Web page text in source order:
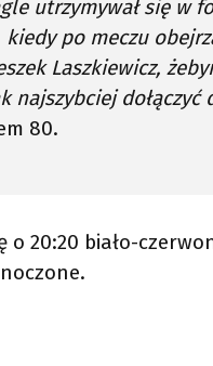
utrzymywał się w
po meczu
Laszkiewicz,
najszybciej dołączyć
80.
o 20:20 biało-